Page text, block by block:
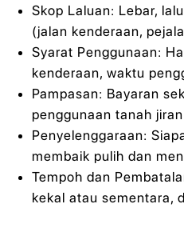
Skop Laluan: Lebar,
(jalan kenderaan,
Syarat Penggunaan:
kenderaan, waktu
Pampasan: Bayaran
penggunaan tanah
Penyelenggaraan:
membaik pulih dan
Tempoh dan
kekal atau sementara,